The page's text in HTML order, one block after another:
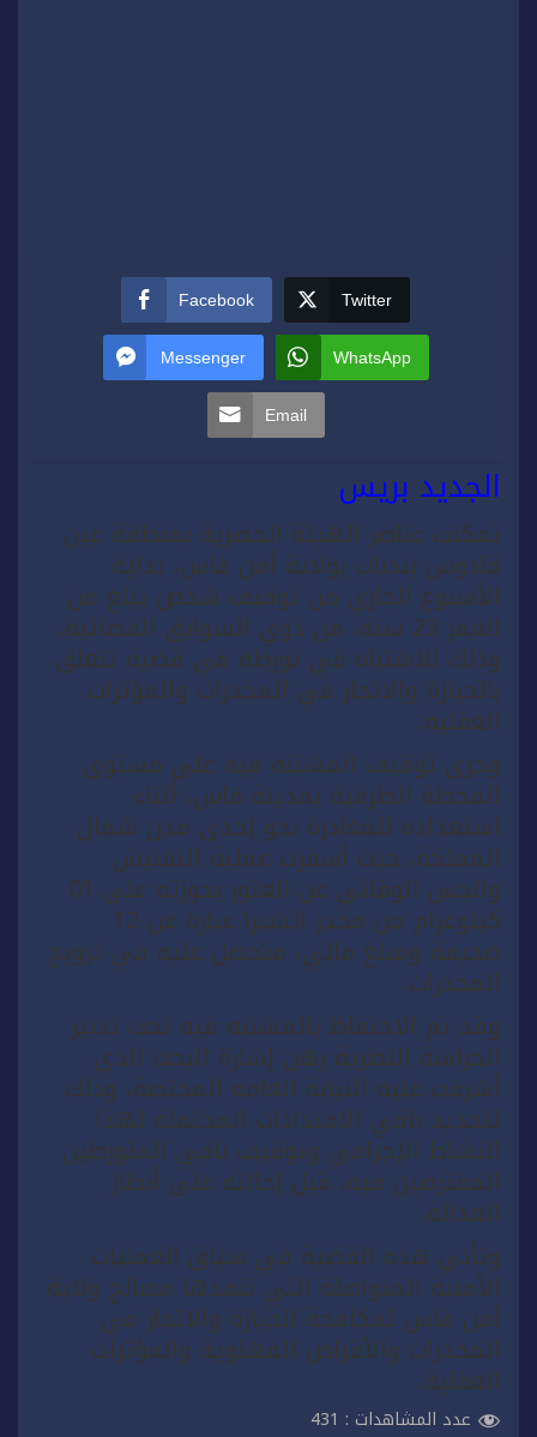
Facebook Twitter
Messenger WhatsApp
Email
الجديد بريس
تمكنت عناصر الهيئة الحضرية بمنطقة عين
قادوس بندباب بولاية أمن فاس، بداية
الأسبوع الجاري من توقيف شخص يبلغ من
العمر 23 سنة، من ذوي السوابق القضائية،
وذلك للاشتباه في تورطه في قضية تتعلق
بالحيازة والاتجار في المخدرات والمؤثرات
العقلية.
وجرى توقيف المشتبه فيه على مستوى
المحطة الطرقية بمدينة فاس، أثناء
استعداده للمغادرة نحو إحدى مدن شمال
المملكة، حيث أسفرت عملية التفتيش
والجس الوقائي عن العثور بحوزته على 01
كيلوغرام من مخدر الشيرا عبارة عن 12
صحيفة ومبلغ مالي، متحصل عليه في ترويج
المخدرات.
وقد تم الاحتفاظ بالمشتبه فيه تحت تدبير
الحراسة النظرية رهن إشارة البحث الذي
أشرفت عليه النيابة العامة المختصة، وذلك
لتحديد باقي الامتدادات المحتملة لهذا
النشاط الإجرامي وتوقيف باقي المتورطين
المفترضين فيه، قبل إحالته على أنظار
العدالة.
وتأتي هذه القضية في سياق العمليات
الأمنية المتواصلة التي تنفذها مصالح ولاية
أمن فاس لمكافحة الحيازة والاتجار في
المخدرات والأقراص المهلوية والمؤثرات
العقلية.
عدد المشاهدات : 431